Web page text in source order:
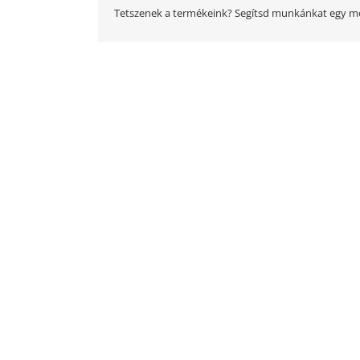
Tetszenek a termékeink? Segítsd munkánkat egy